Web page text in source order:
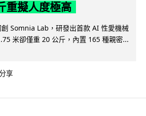
重擬人度極高
Somnia Lab，研發出首款 AI 性愛機械
米卻僅重 20 公斤，內置 165 種親密...
享